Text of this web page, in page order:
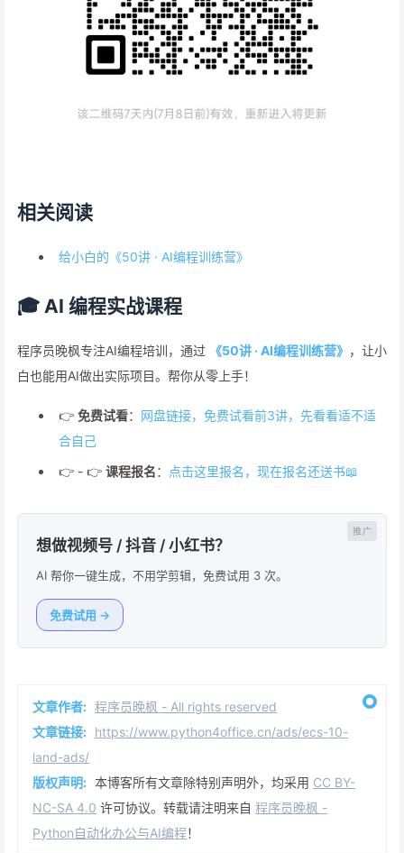
相关阅读
给小白的《50讲 · AI编程训练营》
🎓 AI 编程实战课程
程序员晚枫专注AI编程培训，通过 《50讲 · AI编程训练营》 ，让小
白也能用AI做出实际项目。帮你从零上手！
👉 免费试看： 网盘链接，免费试看前3讲，先看看适不适
合自己
👉 - 👉 课程报名： 点击这里报名，现在报名还送书📖
想做视频号 / 抖音 / 小红书？
AI 帮你一键生成，不用学剪辑，免费试用 3 次。
免费试用 →
文章作者: 程序员晚枫 - All rights reserved
文章链接: https://www.python4office.cn/ads/ecs-10-
land-ads/
版权声明: 本博客所有文章除特别声明外，均采用 CC BY-
NC-SA 4.0 许可协议。转载请注明来自 程序员晚枫 -
Python自动化办公与AI编程！